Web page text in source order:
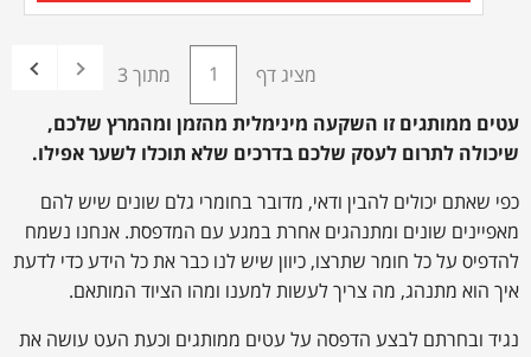
מציג דף מתוך 3
עטים ממותגים זו השקעה מינימלית מהזמן ומהמרץ שלכם,
שיכולה לתרום לעסק שלכם בדרכים שלא תוכלו לשער אפילו.
כפי שאתם יכולים להבין ודאי, מדובר בחומרי גלם שונים שיש להם
מאפיינים שונים ומתנהגים אחרת במגע עם המדפסת. אנחנו נשמח
להדפיס על כל חומר שתרצו, כיוון שיש לנו כבר את כל הידע כדי לדעת
איך הוא מתנהג, מה צריך לעשות למענו ומהו הציוד המותאם.
נגיד ובחרתם לבצע הדפסה על עטים ממותגים וכעת העט עושה את